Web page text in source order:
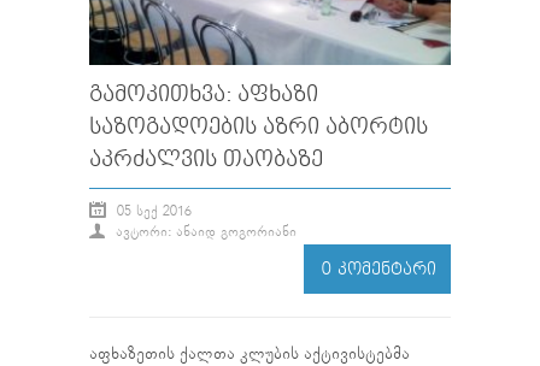
ᲒᲐᲛᲝᲙᲘᲗᲮᲕᲐ: ᲐᲤᲮᲐᲖᲘ
ᲡᲐᲖᲝᲒᲐᲓᲝᲔᲑᲘᲡ ᲐᲖᲠᲘ ᲐᲑᲝᲠᲢᲘᲡ
ᲐᲙᲠᲫᲐᲚᲕᲘᲡ ᲗᲐᲝᲑᲐᲖᲔ
05 ᲡᲔᲥ 2016
ᲐᲕᲢᲝᲠᲘ: ᲐᲜᲐᲘᲓ ᲒᲝᲒᲝᲠᲘᲐᲜᲘ
0 ᲙᲝᲛᲔᲜᲢᲐᲠᲘ
აფხაზეთის ქალთა კლუბის აქტივისტებმა